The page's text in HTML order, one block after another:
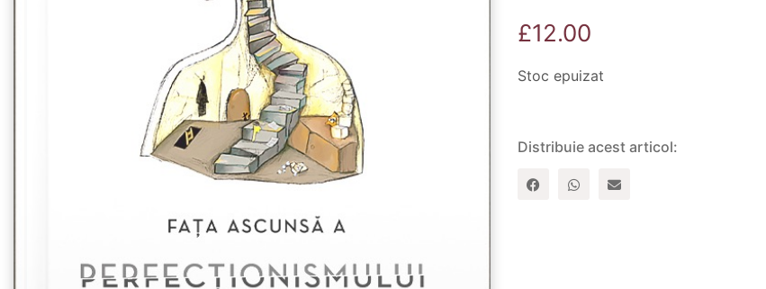
£12.00
Stoc epuizat
Distribuie acest articol: